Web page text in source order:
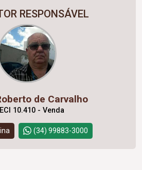
RESPONSÁVEL
de Carvalho
10.410 - Venda
(34) 99883-3000